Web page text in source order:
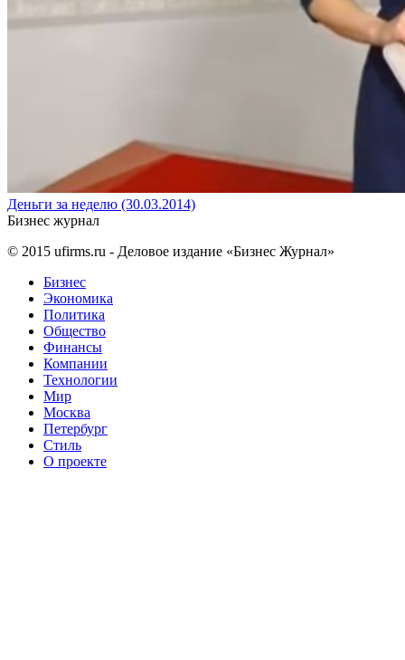
Деньги за неделю (30.03.2014)
Бизнес журнал
© 2015 ufirms.ru - Деловое издание «Бизнес Журнал»
Бизнес
Экономика
Политика
Общество
Финансы
Компании
Технологии
Мир
Москва
Петербург
Стиль
О проекте